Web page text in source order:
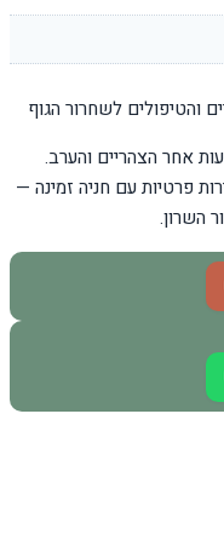
והטיפולים לשחרור הגוף
אחר הצהריים והערב.
פרטיות עם חניה זמינה —
השרון.